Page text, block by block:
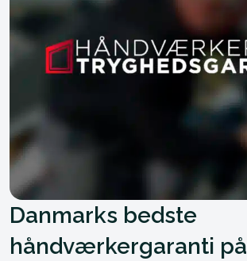
Danmarks bedste
håndværkergaranti på